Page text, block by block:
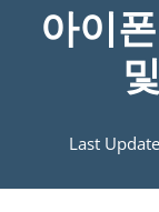
아이
Last